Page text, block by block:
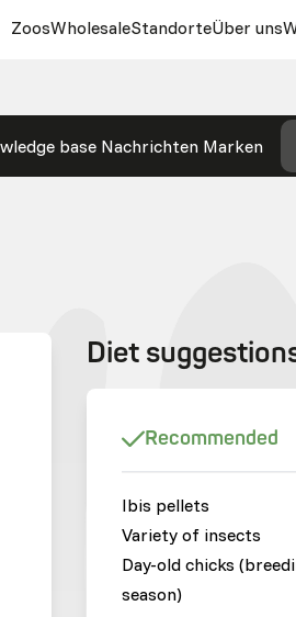
ZoosWholesaleStandorteÜber uns
base Nachrichten Marken
Diet
Recommended
Ibis pellets
Variety of insects
Day-old chicks
season)